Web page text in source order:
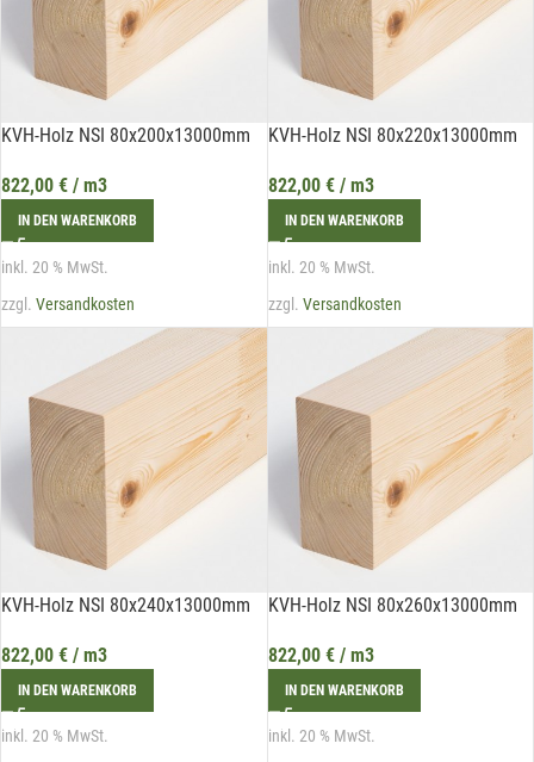
KVH-Holz NSI 80x200x13000mm
822,00 € / m3
IN DEN WARENKORB
inkl. 20 % MwSt.
zzgl. Versandkosten
KVH-Holz NSI 80x220x13000mm
822,00 €/ m3
IN DEN WARENKORB
inkl. 20 % MwSt.
zzgl. Versandkosten
KVH-Holz NSI 80x240x13000mm
822,00 € / m3
IN DEN WARENKORB
inkl. 20 % MwSt.
KVH-Holz NSI 80x260x13000mm
822,00 €/ m3
IN DEN WARENKORB
inkl. 20 % MwSt.
Mit unserem Newsletter sind Sie
immer top-informiert über
Veranstaltungen und Aktionen
unseres Unternehmens.
E-Mail*